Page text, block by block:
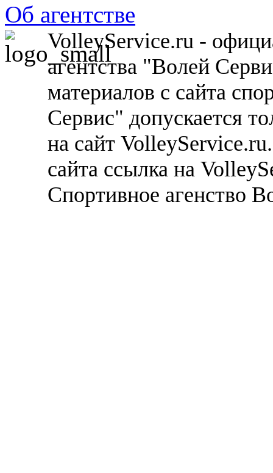
Об агентстве
VolleyService.ru -
агентства "Волей
материалов с сайта
Сервис" допускается
на сайт
сайта ссылка на
Спортивное агенство